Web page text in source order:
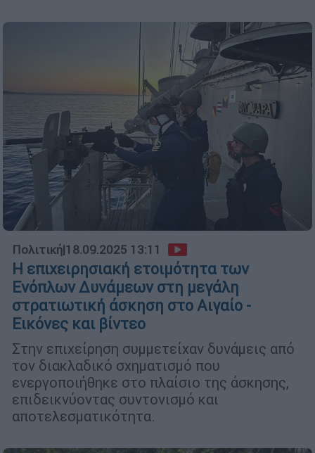
Πολιτική|18.09.2025 13:11
Η επιχειρησιακή ετοιμότητα των
Ενόπλων Δυνάμεων στη μεγάλη
στρατιωτική άσκηση στο Αιγαίο -
Εικόνες και βίντεο
Στην επιχείρηση συμμετείχαν δυνάμεις από
τον διακλαδικό σχηματισμό που
ενεργοποιήθηκε στο πλαίσιο της άσκησης,
επιδεικνύοντας συντονισμό και
αποτελεσματικότητα.